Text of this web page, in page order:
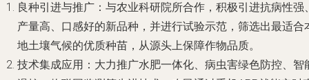
良种引进与推广 ：与农业科研院所合作，积极引进抗病性强
产量高、口感好的新品种，并进行试验示范，筛选出最适合
地土壤气候的优质种苗，从源头上保障作物品质。
技术集成应用 ：大力推广水肥一体化、病虫害绿色防控、智